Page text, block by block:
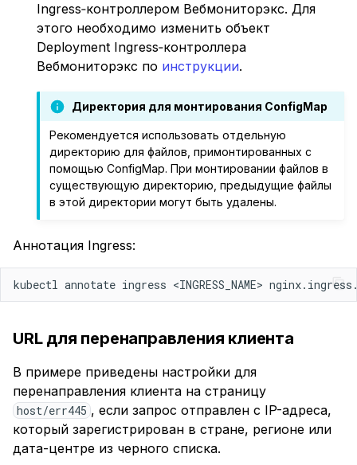
Ingress‑контроллером Вебмониторэкс. Для
этого необходимо изменить объект
Deployment Ingress‑контроллера
Вебмониторэкс по инструкции.
Директория для монтирования ConfigMap
Рекомендуется использовать отдельную
директорию для файлов, примонтированных с
помощью ConfigMap. При монтировании файлов в
существующую директорию, предыдущие файлы
в этой директории могут быть удалены.
Аннотация Ingress:
kubectl annotate ingress <INGRESS_NAME>
URL для перенаправления клиента
В примере приведены настройки для
перенаправления клиента на страницу
host/err445 , если запрос отправлен с IP-адреса,
который зарегистрирован в стране, регионе или
дата-центре из черного списка.